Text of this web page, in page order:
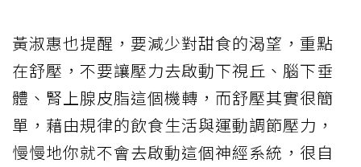
黃淑惠也提醒，要減少對甜食的渴望，重點
在舒壓，不要讓壓力去啟動下視丘、腦下垂
體、腎上腺皮脂這個機轉，而舒壓其實很簡
單，藉由規律的飲食生活與運動調節壓力，
慢慢地你就不會去啟動這個神經系統，很自